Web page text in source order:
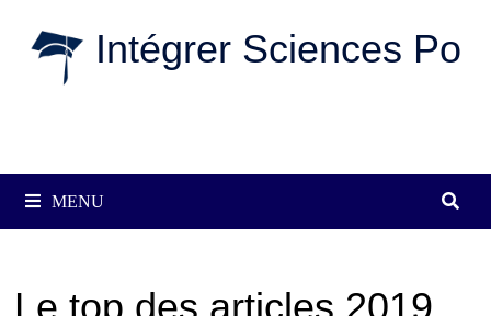
Intégrer Sciences Po
MENU
Le top des articles 2019